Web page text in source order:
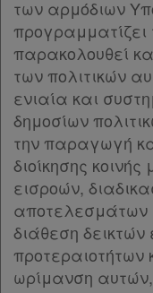
των αρμόδιων
προγραμματίζει
παρακολουθεί
των πολιτικών
ενιαία και
δημοσίων
την παραγωγή
διοίκησης
εισροών,
αποτελεσμάτων
διάθεση δεικτών
προτεραιοτήτων
ωρίμανση